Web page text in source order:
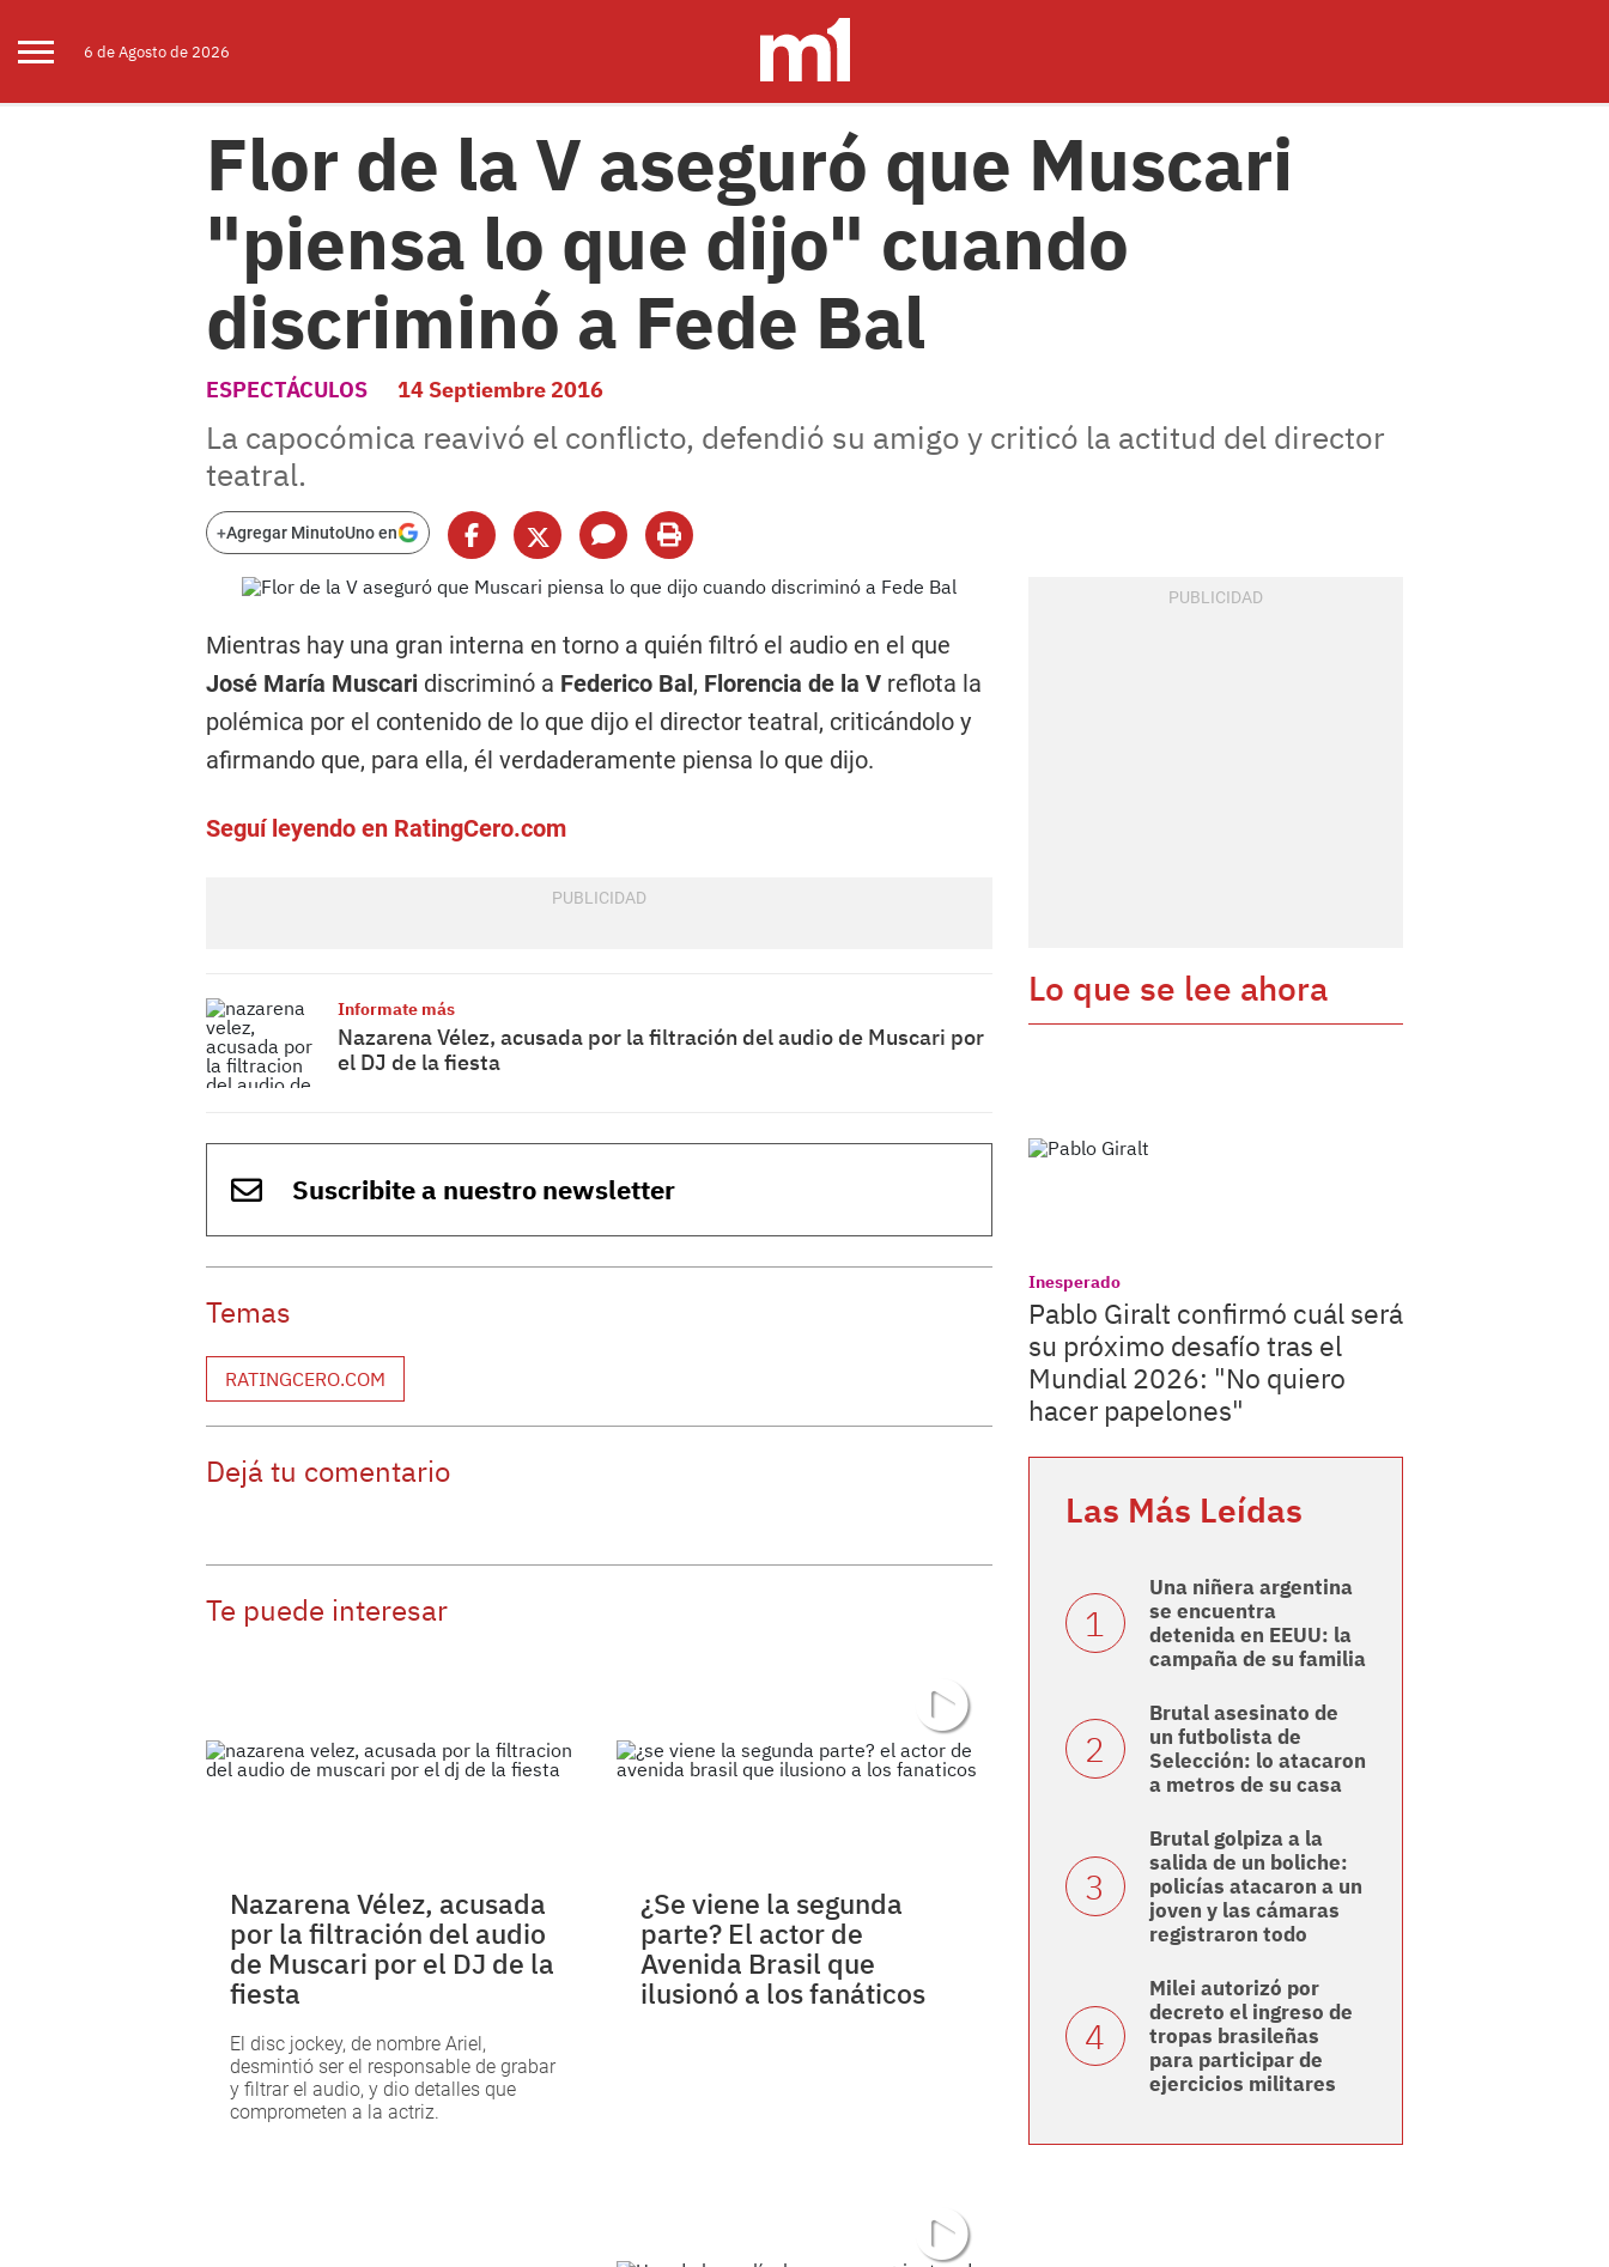
6 deAgostode 2026
Flor de la V aseguró que Muscari
"piensa lo que dijo" cuando
discriminó a Fede Bal
ESPECTÁCULOS 14 Septiembre 2016
La capocómica reavivó el conflicto, defendió su amigo y criticó la actitud del director
teatral.
+Agregar MinutoUno en
Mientras hay una gran interna en torno a quién filtró el audio en el que
José María Muscari discriminó a Federico Bal, Florencia de la V reflota la
polémica por el contenido de lo que dijo el director teatral, criticándolo y
afirmando que, para ella, él verdaderamente piensa lo que dijo.
Seguí leyendo en RatingCero.com
Informate más
Nazarena Vélez, acusada por la filtración del audio de Muscari por
el DJ de la fiesta
Suscribite a nuestro newsletter
Temas
RATINGCERO.COM
Dejá tu comentario
Te puede interesar
Nazarena Vélez, acusada
por la filtración del audio
de Muscari por el DJ de la
fiesta
El disc jockey, de nombre Ariel,
desmintió ser el responsable de grabar
y filtrar el audio, y dio detalles que
comprometen a la actriz.
¿Se viene la segunda
parte? El actor de
Avenida Brasil que
ilusionó a los fanáticos
Lo que se lee ahora
Inesperado
Pablo Giralt confirmó cuál será
su próximo desafío tras el
Mundial 2026: "No quiero
hacer papelones"
Las Más Leídas
Una niñera argentina
se encuentra
detenida en EEUU: la
campaña de su familia
Brutal asesinato de
un futbolista de
Selección: lo atacaron
a metros de su casa
Brutal golpiza a la
salida de un boliche:
policías atacaron a un
joven y las cámaras
registraron todo
Milei autorizó por
decreto el ingreso de
tropas brasileñas
para participar de
ejercicios militares